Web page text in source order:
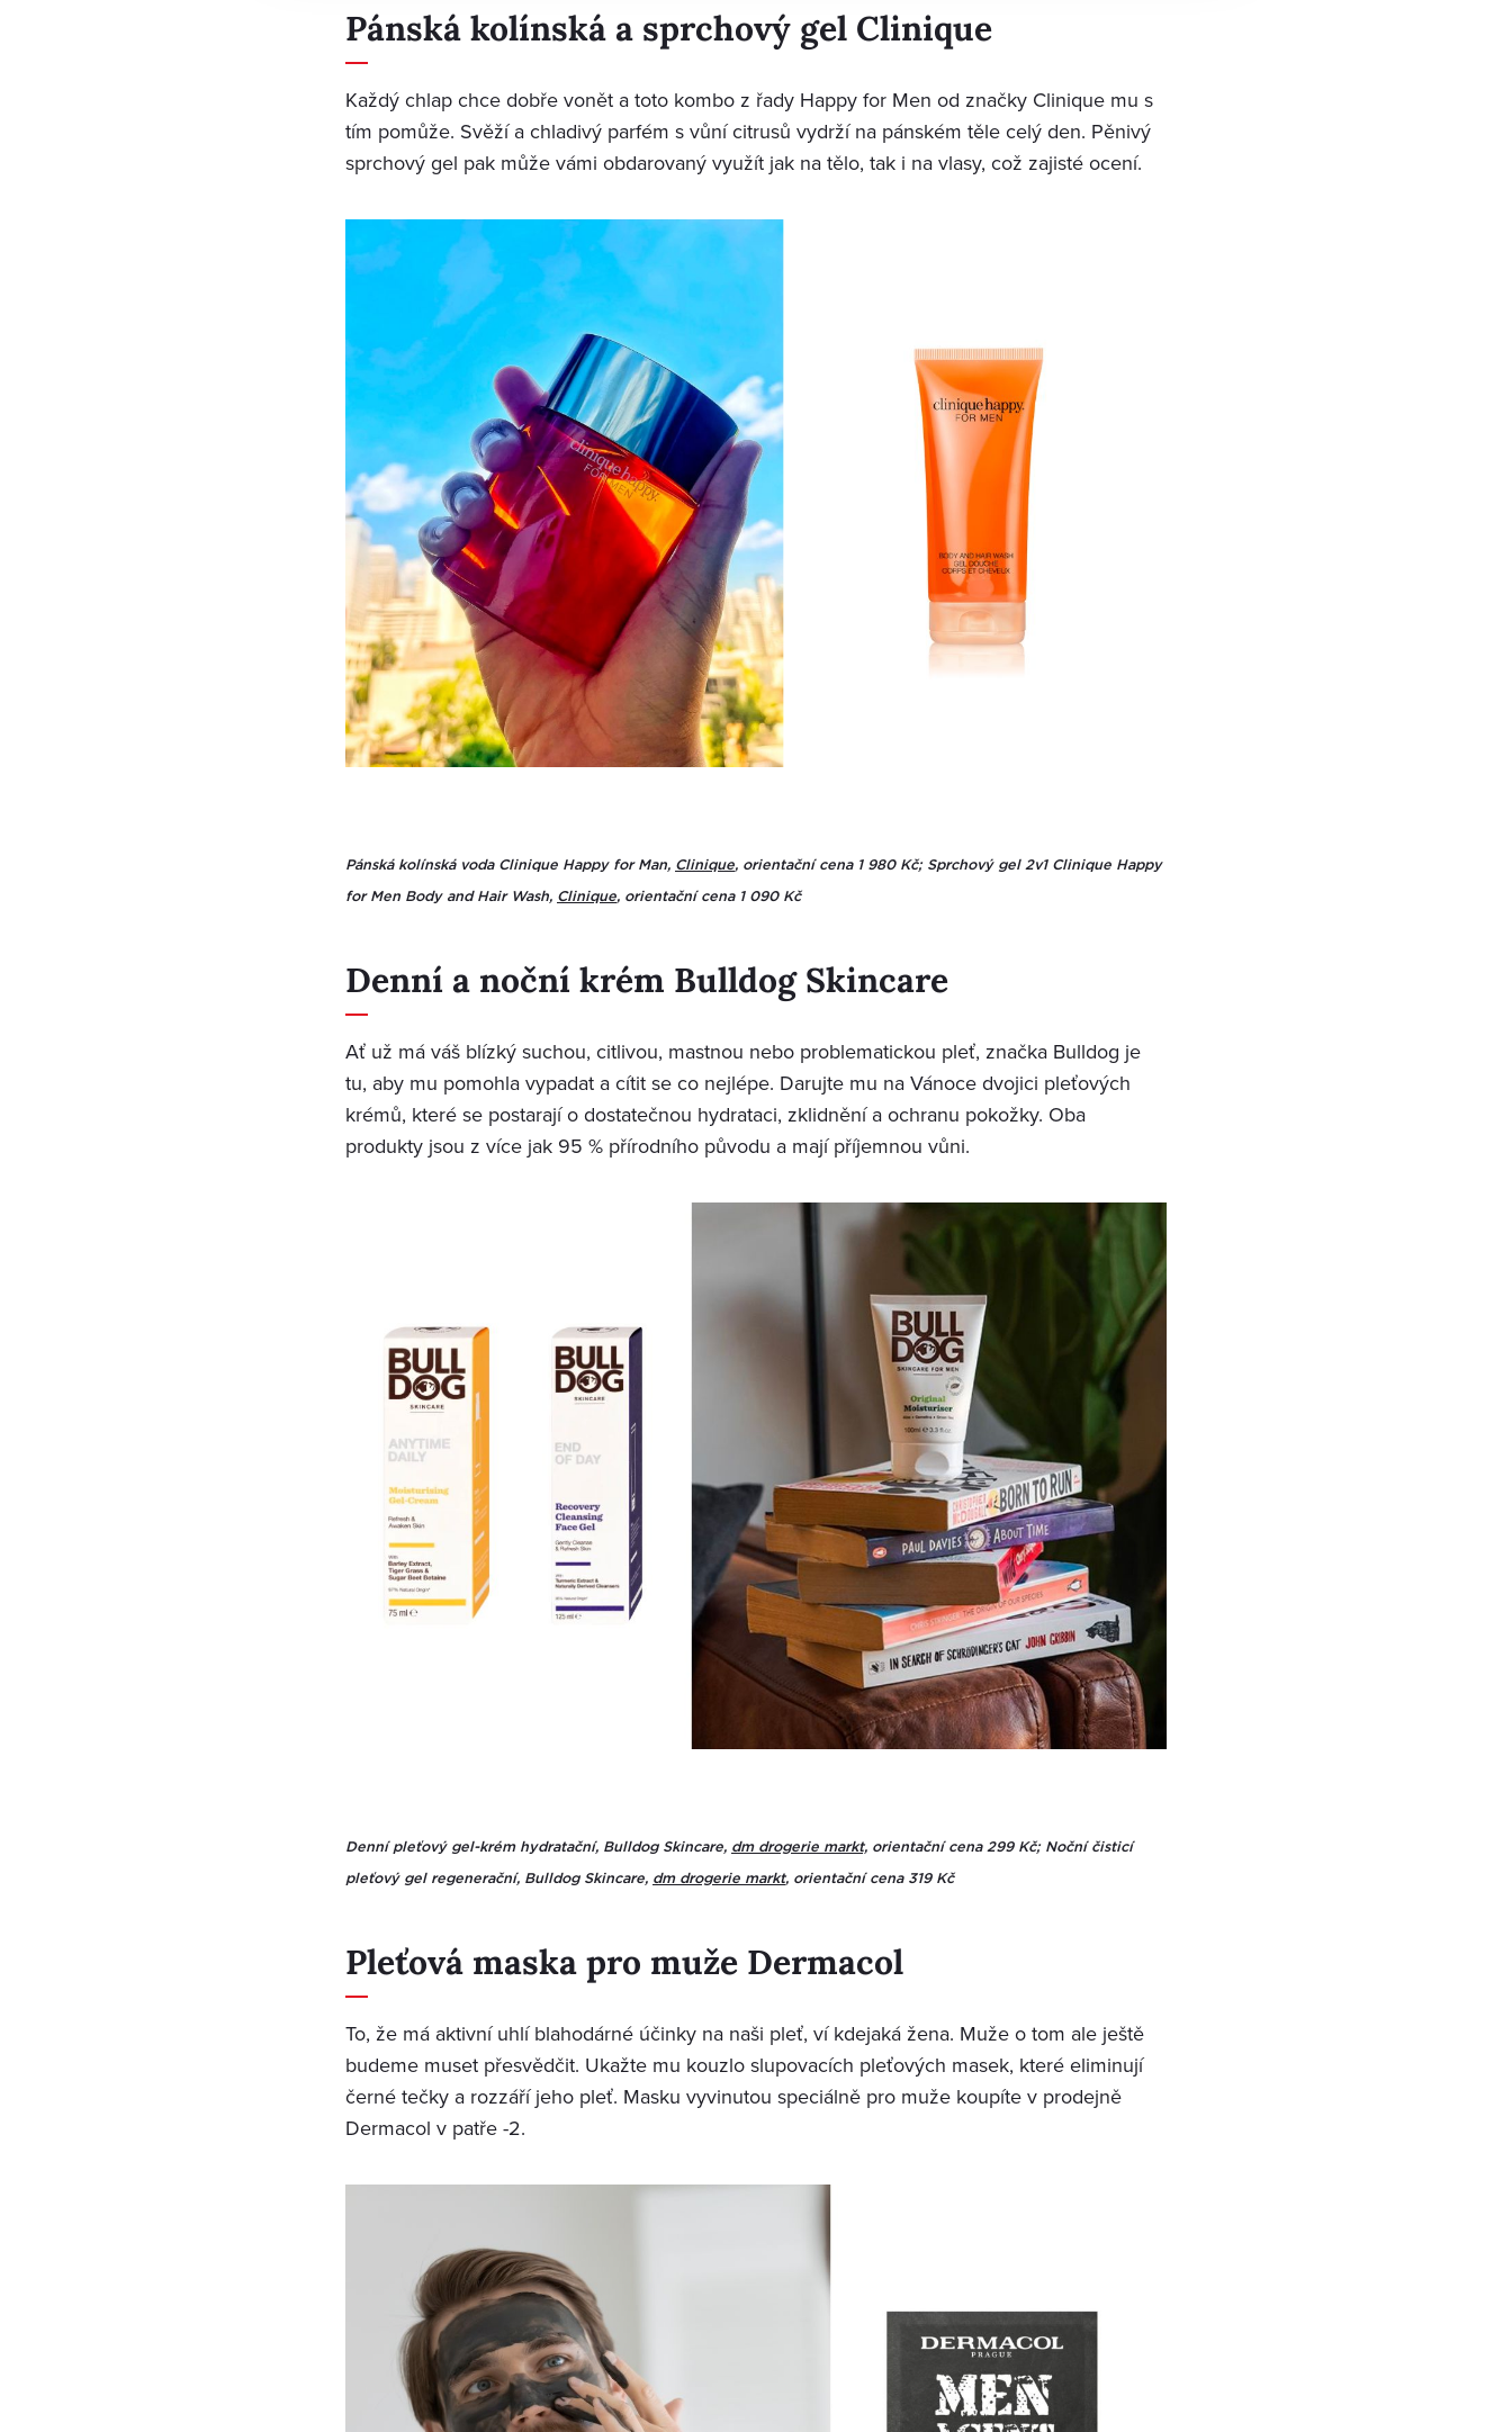
Pánská kolínská a sprchový gel Clinique
Každý chlap chce dobře vonět a toto kombo z řady Happy for Men od značky Clinique mu s
tím pomůže. Svěží a chladivý parfém s vůní citrusů vydrží na pánském těle celý den. Pěnivý
sprchový gel pak může vámi obdarovaný využít jak na tělo, tak i na vlasy, což zajisté ocení.
Pánská kolínská voda Clinique Happy for Man, Clinique, orientační cena 1 980 Kč; Sprchový gel 2v1 Clinique Happy
for Men Body and Hair Wash, Clinique, orientační cena 1 090 Kč
Denní a noční krém Bulldog Skincare
Ať už má váš blízký suchou, citlivou, mastnou nebo problematickou pleť, značka Bulldog je
tu, aby mu pomohla vypadat a cítit se co nejlépe. Darujte mu na Vánoce dvojici pleťových
krémů, které se postarají o dostatečnou hydrataci, zklidnění a ochranu pokožky. Oba
produkty jsou z více jak 95 % přírodního původu a mají příjemnou vůni.
Denní pleťový gel-krém hydratační, Bulldog Skincare, dm drogerie markt, orientační cena 299 Kč; Noční čisticí
pleťový gel regenerační, Bulldog Skincare, dm drogerie markt, orientační cena 319 Kč
Pleťová maska pro muže Dermacol
To, že má aktivní uhlí blahodárné účinky na naši pleť, ví kdejaká žena. Muže o tom ale ještě
budeme muset přesvědčit. Ukažte mu kouzlo slupovacích pleťových masek, které eliminují
černé tečky a rozzáří jeho pleť. Masku vyvinutou speciálně pro muže koupíte v prodejně
Dermacol v patře -2.